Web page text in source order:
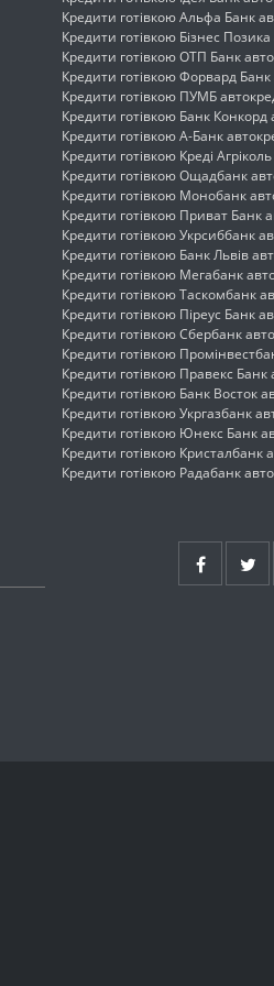
Кредити готівкою Альфа Банк
Кредити готівкою Бізнес
Кредити готівкою ОТП Банк
Кредити готівкою Форвард
Кредити готівкою ПУМБ
Кредити готівкою Банк Конкорд
Кредити готівкою А-Банк
Кредити готівкою Креді
Кредити готівкою Ощадбанк
Кредити готівкою Монобанк
Кредити готівкою Приват Банк
Кредити готівкою Укрсиббанк
Кредити готівкою Банк Львів
Кредити готівкою Мегабанк
Кредити готівкою Таскомбанк
Кредити готівкою Піреус Банк
Кредити готівкою Сбербанк
Кредити готівкою
Кредити готівкою Правекс Банк
Кредити готівкою Банк Восток
Кредити готівкою Укргазбанк
Кредити готівкою Юнекс Банк
Кредити готівкою Кристалбанк
Кредити готівкою Радабанк